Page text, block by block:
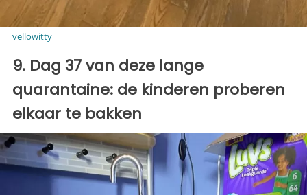
vellowitty
9. Dag 37 van deze lange
quarantaine: de kinderen proberen
elkaar te bakken